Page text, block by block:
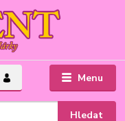
Menu
Hledat